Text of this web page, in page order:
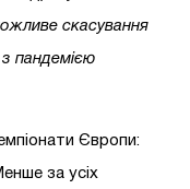
скасування
з пандемією
Європи:
за усіх